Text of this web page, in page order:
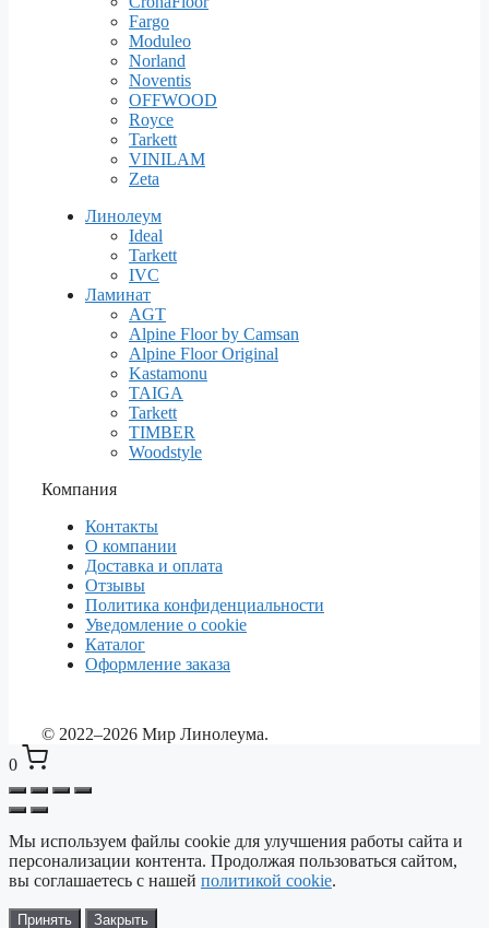
Fargo
Moduleo
Norland
Noventis
OFFWOOD
Royce
Tarkett
VINILAM
Zeta
Линолеум
Ideal
Tarkett
IVC
Ламинат
AGT
Alpine Floor by Camsan
Alpine Floor Original
Kastamonu
TAIGA
Tarkett
TIMBER
Woodstyle
Компания
Контакты
О компании
Доставка и оплата
Отзывы
Политика конфиденциальности
Уведомление о cookie
Каталог
Оформление заказа
© 2022–2026 Мир Линолеума.
0
Выберите ваш город
Сейчас: Красноярск
✕
Красноярск
Мы используем файлы cookie для улучшения работы сайта и
персонализации контента. Продолжая пользоваться сайтом,
вы соглашаетесь с нашей политикой cookie.
Принять Закрыть